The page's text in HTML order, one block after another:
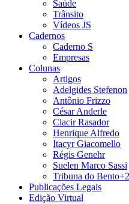
Saúde
Trânsito
Vídeos JS
Cadernos
Caderno S
Empresas
Colunas
Artigos
Adelgides Stefenon
Antônio Frizzo
César Anderle
Clacir Rasador
Henrique Alfredo
Itacyr Giacomello
Régis Genehr
Suelen Marco Sassi
Tribuna do
Publicações Legais
Edição Virtual